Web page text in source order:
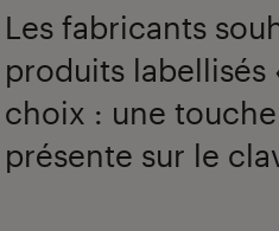
Les fabricants
produits labellisés
choix : une
présente sur le